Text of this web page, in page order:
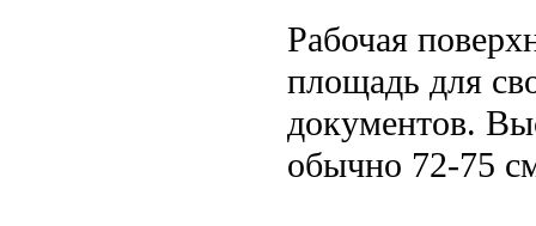
Рабочая
площадь для
документов.
обычно 72-75